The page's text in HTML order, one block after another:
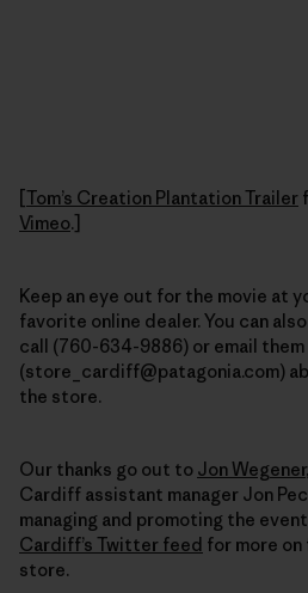
[Tom’s Creation Plantation Trailer
Vimeo.]
Keep an eye out for the movie at
favorite online dealer. You can also
call (760-634-9886) or email them
(store_cardiff@patagonia.com)
the store.
Our thanks go out to Jon Wegener,
Cardiff assistant manager Jon
managing and promoting the
Cardiff’s Twitter feed for more
store.